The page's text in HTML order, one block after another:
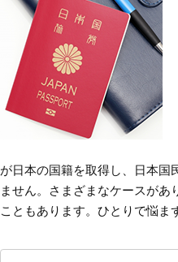
が日本の国籍を取得し、日本国
ません。さまざまなケースが
こともあります。ひとりで悩ま